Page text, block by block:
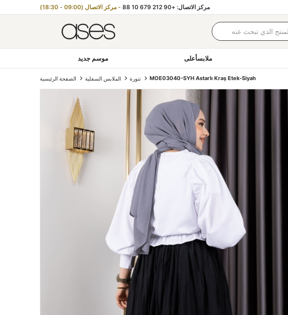
مركز الاتصال: +90 212 679 10 88 - مركز الاتصال (09:00 - 18:30)
موسم جديد ملابسأعلى
الصفحة الرئيسية الملابس السفلية تنورة MOE03040-SYH Astarlı Kraş Etek-Siyah